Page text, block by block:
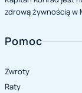
zdrową żywnością w
Linki w stopce
Pomoc
Zwroty
Raty